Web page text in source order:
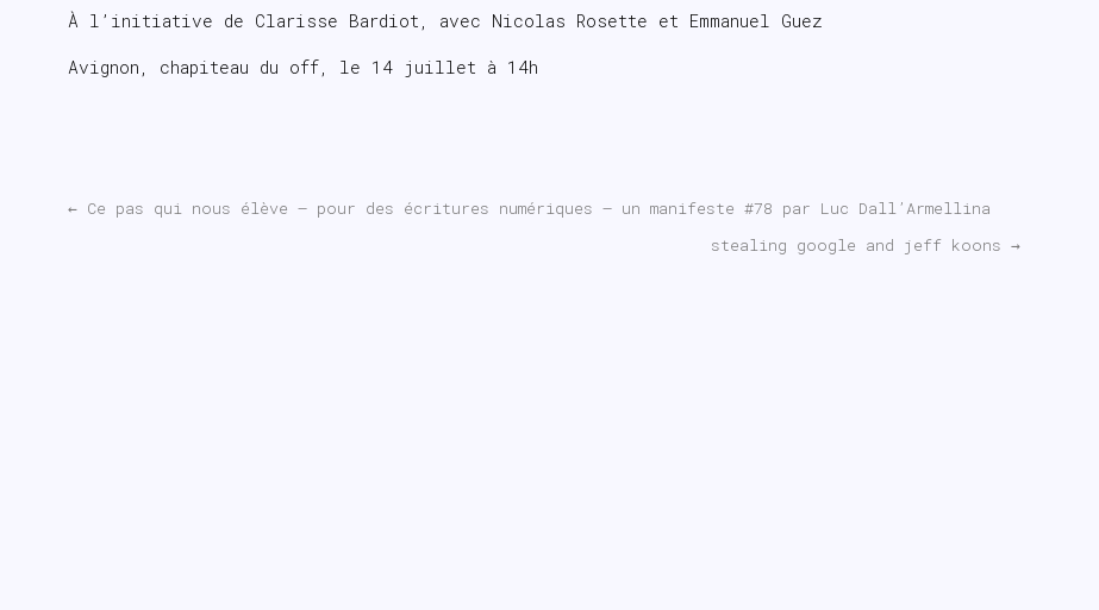
À l’initiative de Clarisse Bardiot, avec Nicolas Rosette et Emmanuel Guez
Avignon, chapiteau du off, le 14 juillet à 14h
← Ce pas qui nous élève – pour des écritures numériques – un manifeste #78 par Luc Dall’Armellina
stealing google and jeff koons →